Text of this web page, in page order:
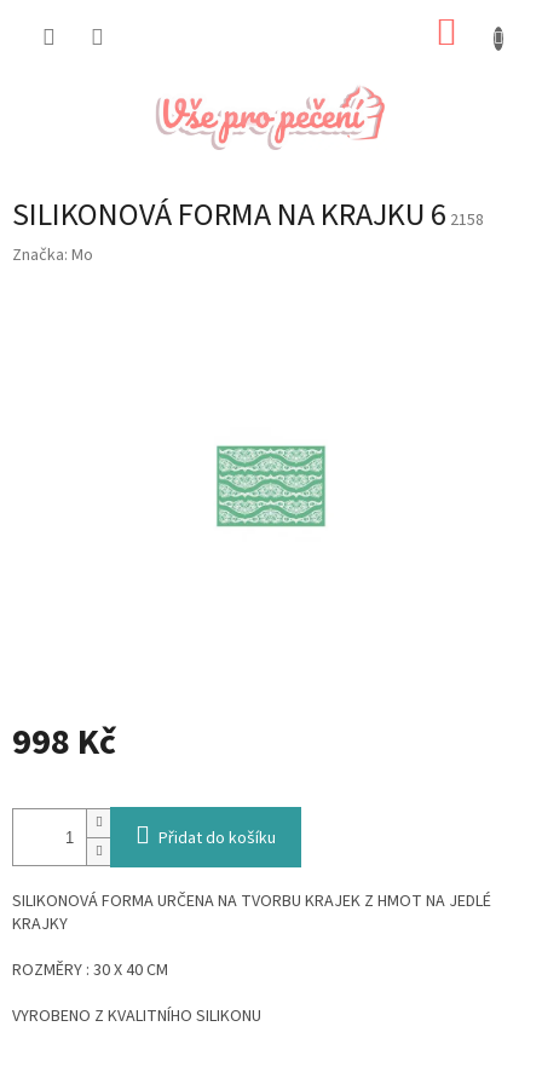
SILIKONOVÁ FORMA NA KRAJKU 6 2158
Značka: Mo
998 Kč
cena:
Přidat do košíku
SILIKONOVÁ FORMA URČENA NA TVORBU KRAJEK Z HMOT NA JEDLÉ
KRAJKY
ROZMĚRY : 30 X 40 CM
VYROBENO Z KVALITNÍHO SILIKONU